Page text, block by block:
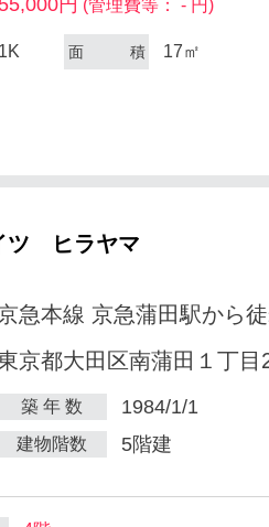
(管理費等： - 円)
1K 面 積 17㎡
ツ ヒラヤマ
急本線 京急蒲田駅から
京都大田区南蒲田１丁目
築 年 数 1984/1/1
建物階数 5階建